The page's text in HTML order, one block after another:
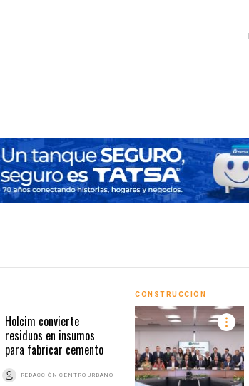
Holcim convierte
residuos en insumos
para fabricar cemento
REDACCIÓN CENTRO URBANO
CONSTRUCCIÓN